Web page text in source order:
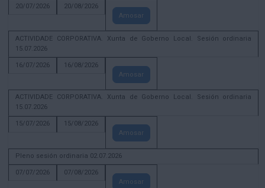
20/07/2026
20/08/2026
Amosar
ACTIVIDADE CORPORATIVA. Xunta de Goberno Local. Sesión ordinaria
15.07.2026
16/07/2026
16/08/2026
Amosar
ACTIVIDADE CORPORATIVA. Xunta de Goberno Local. Sesión ordinaria
15.07.2026
15/07/2026
15/08/2026
Amosar
Pleno sesión ordinaria 02.07.2026
07/07/2026
07/08/2026
Amosar